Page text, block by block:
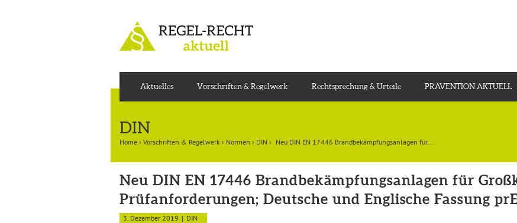
Aktuelles Vorschriften & Regelwerk Rechtsprechung & Urteile PRÄVENTION AKTUELL
DIN
Home › Vorschriften & Regelwerk › Normen › DIN › Neu DIN EN 17446 Brandbekämpfungsanlagen für...
Neu DIN EN 17446 Brandbekämpfungsanlagen für
Prüfanforderungen; Deutsche und Englische Fassung
3. Dezember 2019 DIN